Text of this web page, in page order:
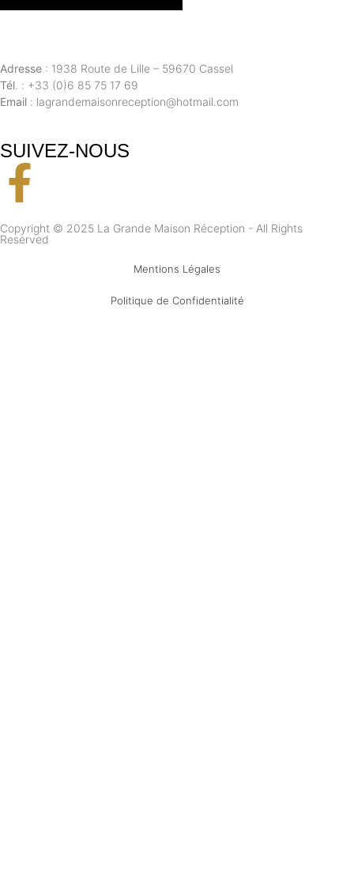
Adresse : 1938 Route de Lille – 59670 Cassel
Tél . : +33 (0)6 85 75 17 69
Email : lagrandemaisonreception@hotmail.com
SUIVEZ-NOUS
Copyright © 2025 La Grande Maison Réception - All Rights
Reserved
Mentions Légales
Politique de Confidentialité